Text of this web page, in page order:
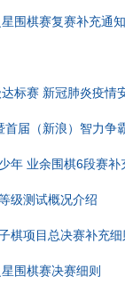
围棋赛复赛补充通知
标赛 新冠肺炎疫情
届（新浪）智力争
年 业余围棋6段赛补
级测试概况介绍
棋项目总决赛补充细
围棋赛决赛细则